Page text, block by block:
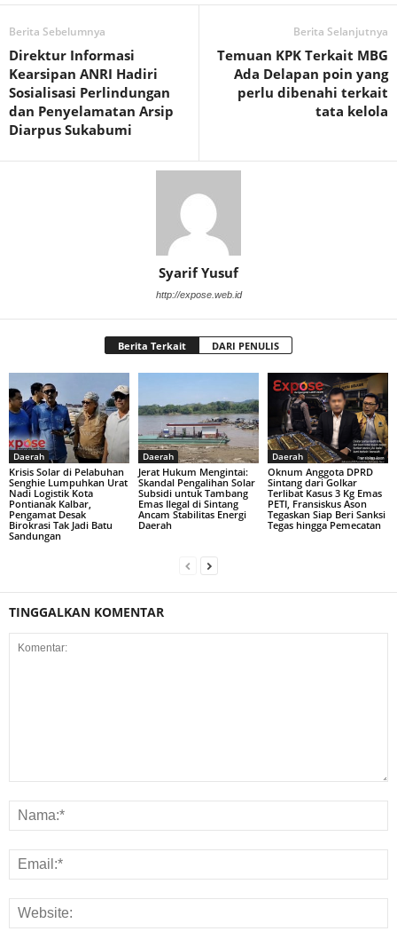
Berita Sebelumnya
Direktur Informasi
Kearsipan ANRI Hadiri
Sosialisasi Perlindungan
dan Penyelamatan Arsip
Diarpus Sukabumi
Berita Selanjutnya
Temuan KPK Terkait MBG
Ada Delapan poin yang
perlu dibenahi terkait
tata kelola
Syarif Yusuf
http://expose.web.id
Berita Terkait DARI PENULIS
Daerah
Krisis Solar di Pelabuhan
Senghie Lumpuhkan Urat
Nadi Logistik Kota
Pontianak Kalbar,
Pengamat Desak
Birokrasi Tak Jadi Batu
Sandungan
Daerah
Jerat Hukum Mengintai:
Skandal Pengalihan Solar
Subsidi untuk Tambang
Emas Ilegal di Sintang
Ancam Stabilitas Energi
Daerah
Daerah
Oknum Anggota DPRD
Sintang dari Golkar
Terlibat Kasus 3 Kg Emas
PETI, Fransiskus Ason
Tegaskan Siap Beri Sanksi
Tegas hingga Pemecatan
TINGGALKAN KOMENTAR